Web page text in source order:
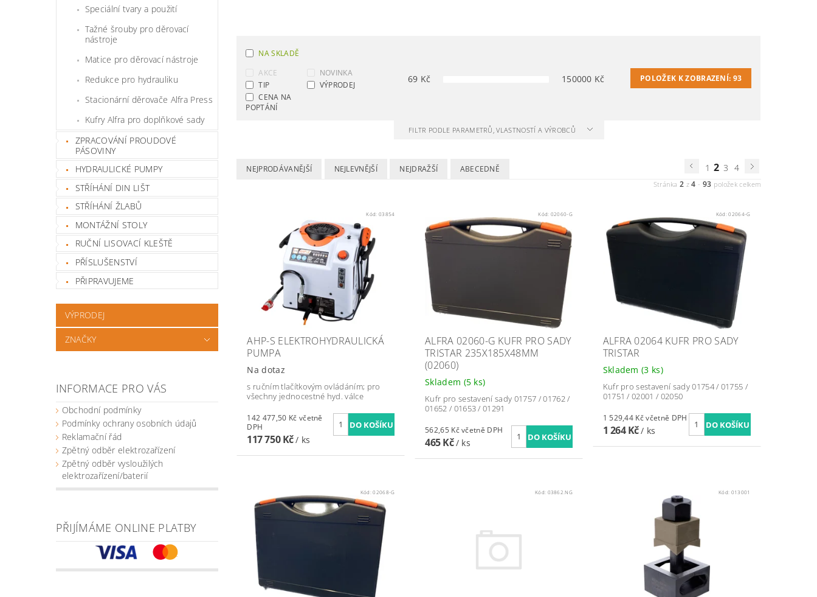
Speciální tvary a použití
Tažné šrouby pro děrovací
nástroje
Matice pro děrovací nástroje
Redukce pro hydrauliku
Stacionární děrovače Alfra Press
Kufry Alfra pro doplňkové sady
ZPRACOVÁNÍ PROUDOVÉ
PÁSOVINY
HYDRAULICKÉ PUMPY
STŘÍHÁNÍ DIN LIŠT
STŘÍHÁNÍ ŽLABŮ
MONTÁŽNÍ STOLY
RUČNÍ LISOVACÍ KLEŠTĚ
PŘÍSLUŠENSTVÍ
PŘIPRAVUJEME
VÝPRODEJ
ZNAČKY
INFORMACE PRO VÁS
Obchodní podmínky
Podmínky ochrany osobních údajů
Reklamační řád
Zpětný odběr elektrozařízení
Zpětný odběr vysloužilých
elektrozařízení/baterií
PŘIJÍMÁME ONLINE PLATBY
NA SKLADĚ
AKCE
NOVINKA
TIP
VÝPRODEJ
CENA NA
POPTÁNÍ
69 Kč 150000 Kč POLOŽEK K ZOBRAZENÍ: 93
FILTR PODLE PARAMETRŮ, VLASTNOSTÍ A VÝROBCŮ
NEJPRODÁVANĚJŠÍ NEJLEVNĚJŠÍ NEJDRAŽŠÍ ABECEDNĚ 1 2 3 4
Stránka2 z4 - 93 položek celkem
Kód: 03854
AHP-S ELEKTROHYDRAULICKÁ
PUMPA
Na dotaz
s ručním tlačítkovým ovládáním; pro
všechny jednocestné hyd. válce
142 477,50 Kč včetně
DPH
117 750 Kč/ ks
Kód: 02060-G
ALFRA 02060-G KUFR PRO SADY
TRISTAR 235X185X48MM
(02060)
Skladem (5 ks)
Kufr pro sestavení sady 01757 / 01762 /
01652 / 01653 / 01291
562,65 Kč včetně DPH
465 Kč/ ks
Kód:02064-G
ALFRA 02064 KUFR PRO SADY
TRISTAR
Skladem(3 ks)
Kufr pro sestavení sady 01754 / 01755 /
01751 / 02001 / 02050
1 529,44 Kč včetně DPH
1 264 Kč/ ks
Kód:02068-G Kód: 03862.NG Kód: 013001